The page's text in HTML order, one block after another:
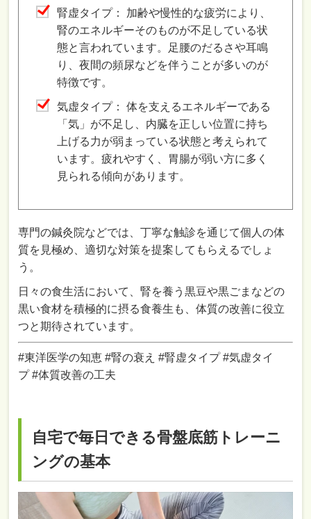
腎虚タイプ： 加齢や慢性的な疲労により、
腎のエネルギーそのものが不足している状
態と言われています。足腰のだるさや耳鳴
り、夜間の頻尿などを伴うことが多いのが
特徴です。
気虚タイプ： 体を支えるエネルギーである
「気」が不足し、内臓を正しい位置に持ち
上げる力が弱まっている状態と考えられて
います。疲れやすく、胃腸が弱い方に多く
見られる傾向があります。
専門の鍼灸院などでは、丁寧な触診を通じて個人の体
質を見極め、適切な対策を提案してもらえるでしょ
う。
日々の食生活において、腎を養う黒豆や黒ごまなどの
黒い食材を積極的に摂る食養生も、体質の改善に役立
つと期待されています。
#東洋医学の知恵 #腎の衰え #腎虚タイプ #気虚タイ
プ #体質改善の工夫
自宅で毎日できる骨盤底筋トレーニ
ングの基本